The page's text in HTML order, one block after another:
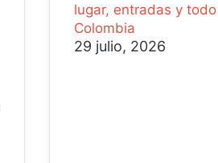
lugar, entradas y
Colombia
29 julio, 2026